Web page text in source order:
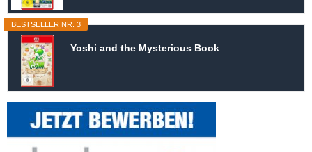
BESTSELLER NR. 3
Yoshi and the Mysterious Book